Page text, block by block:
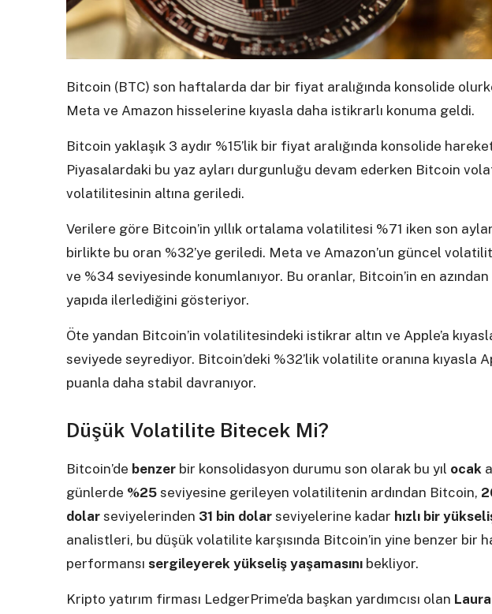
Bitcoin (BTC) son haftalarda dar bir fiyat aralığında konsolide
Meta ve Amazon hisselerine kıyasla daha istikrarlı konuma geldi.
Bitcoin yaklaşık 3 aydır %15’lik bir fiyat aralığında konsolide
Piyasalardaki bu yaz ayları durgunluğu devam ederken Bitcoin
volatilitesinin altına geriledi.
Verilere göre Bitcoin’in yıllık ortalama volatilitesi %71 iken son
birlikte bu oran %32’ye geriledi. Meta ve Amazon’un güncel
ve %34 seviyesinde konumlanıyor. Bu oranlar, Bitcoin’in en
yapıda ilerlediğini gösteriyor.
Öte yandan Bitcoin’in volatilitesindeki istikrar altın ve Apple’a
seviyede seyrediyor. Bitcoin’deki %32’lik volatilite oranına kıyasla
puanla daha stabil davranıyor.
Düşük Volatilite Bitecek Mi?
Bitcoin’de benzer bir konsolidasyon durumu son olarak bu yıl ocak
günlerde %25 seviyesine gerileyen volatilitenin ardından Bitcoin,
dolar seviyelerinden 31 bin dolar seviyelerine kadar hızlı bir
analistleri, bu düşük volatilite karşısında Bitcoin’in yine benzer bir
performansı sergileyerek yükseliş yaşamasını bekliyor.
Kripto yatırım firması LedgerPrime’da başkan yardımcısı olan